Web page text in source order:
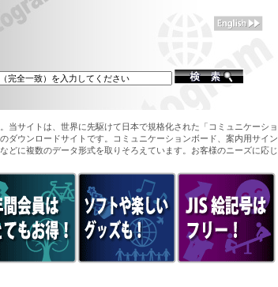
当サイトは、世界に先駆けて日本で規格化された「コミュニケーショ
ダウンロードサイトです。コミュニケーションボード、案内用サイン
どに複数のデータ形式を取りそろえています。お客様のニーズに応じ